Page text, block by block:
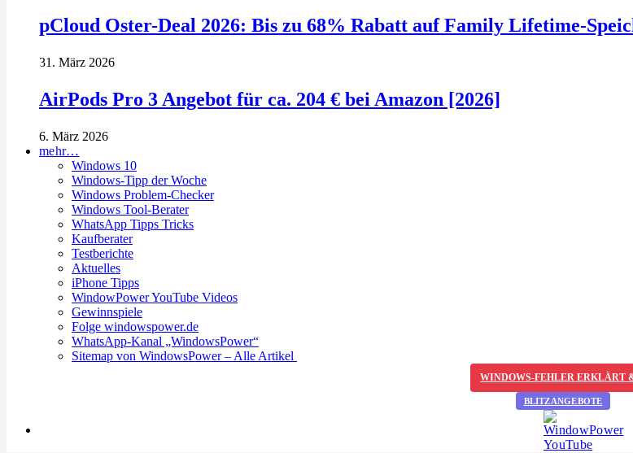
pCloud Oster-Deal 2026: Bis zu 68% Rabatt auf Family Lifetime-
31. März 2026
AirPods Pro 3 Angebot für ca. 204 € bei Amazon [2026]
6. März 2026
mehr…
Windows 10
Windows-Tipp der Woche
Windows Problem-Checker
Windows Tool-Berater
WhatsApp Tipps Tricks
Kaufberater
Testberichte
Aktuelles
iPhone Tipps
WindowPower YouTube Videos
Gewinnspiele
Folge windowspower.de
WhatsApp-Kanal „WindowsPower“
Sitemap von WindowsPower – Alle Artikel
WINDOWS-FEHLER ERKLÄRT
BLITZANGEBOTE